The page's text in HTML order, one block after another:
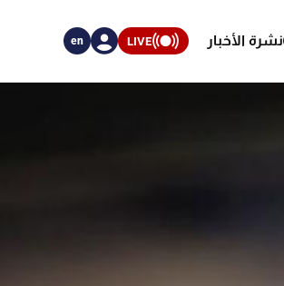
نشرة الأخبار LIVE
en